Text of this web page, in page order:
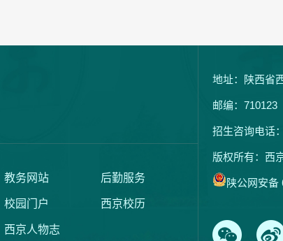
教务网站 后勤服务
校园门户 西京校历
西京人物志
地址：陕西省
邮编：710123
招生咨询电话
版权所有：西
陕公网安备